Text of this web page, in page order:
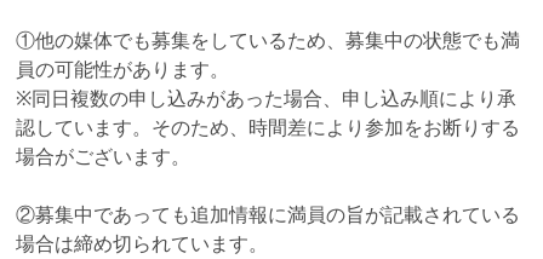
①他の媒体でも募集をしているため、募集中の状態でも満
員の可能性があります。
※同日複数の申し込みがあった場合、申し込み順により承
認しています。そのため、時間差により参加をお断りする
場合がございます。
②募集中であっても追加情報に満員の旨が記載されている
場合は締め切られています。